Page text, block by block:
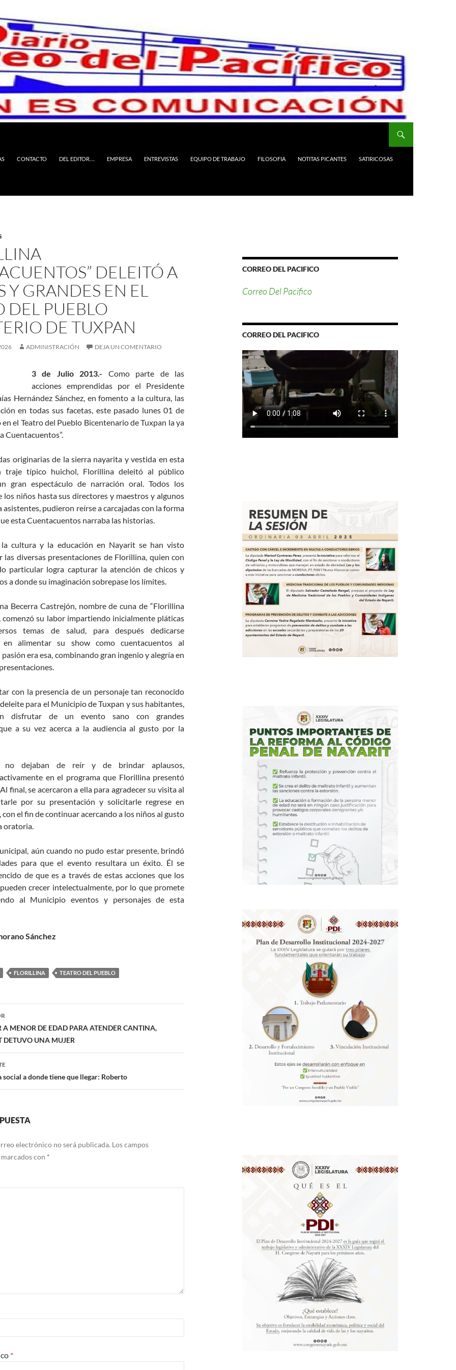
CONTACTO DEL EDITOR…. EMPRESA ENTREVISTAS EQUIPO DE TRABAJO FILOSOFIA NOTITAS PICANTES SATIRICOSAS
DELEITÓ A
Y GRANDES EN EL
DEL PUEBLO
DE TUXPAN
ADMINISTRACIÓN DEJA UN COMENTARIO
3 de Julio 2013.- Como parte de las
acciones emprendidas por el Presidente
Hernández Sánchez, en fomento a la cultura, las
en todas sus facetas, este pasado lunes 01 de
el Teatro del Pueblo Bicentenario de Tuxpan la ya
Cuentacuentos”.
originarias de la sierra nayarita y vestida en esta
traje típico huichol, Florillina deleitó al público
gran espectáculo de narración oral. Todos los
los niños hasta sus directores y maestros y algunos
asistentes, pudieron reírse a carcajadas con la forma
esta Cuentacuentos narraba las historias.
la cultura y la educación en Nayarit se han visto
las diversas presentaciones de Florillina, quien con
particular logra capturar la atención de chicos y
a donde su imaginación sobrepase los límites.
Becerra Castrejón, nombre de cuna de “Florillina
comenzó su labor impartiendo inicialmente pláticas
temas de salud, para después dedicarse
en alimentar su show como cuentacuentos al
era esa, combinando gran ingenio y alegría en
con la presencia de un personaje tan reconocido
para el Municipio de Tuxpan y sus habitantes,
disfrutar de un evento sano con grandes
a su vez acerca a la audiencia al gusto por la
no dejaban de reír y de brindar aplausos,
en el programa que Florillina presentó
final, se acercaron a ella para agradecer su visita al
por su presentación y solicitarle regrese en
con el fin de continuar acercando a los niños al gusto
oratoria.
aún cuando no pudo estar presente, brindó
para que el evento resultara un éxito. Él se
de que es a través de estas acciones que los
crecer intelectualmente, por lo que promete
al Municipio eventos y personajes de esta
Sánchez
FLORILLINA TEATRO DEL PUEBLO
A MENOR DE EDAD PARA ATENDER CANTINA,
DETUVO UNA MUJER
social a donde tiene que llegar: Roberto
electrónico no será publicada. Los campos
con *
*
CORREO DEL PACIFICO
Correo Del Pacifico
CORREO DEL PACIFICO